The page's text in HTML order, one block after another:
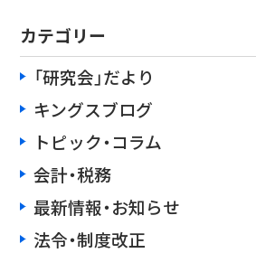
カテゴリー
「研究会」だより
キングスブログ
トピック・コラム
会計・税務
最新情報・お知らせ
法令・制度改正